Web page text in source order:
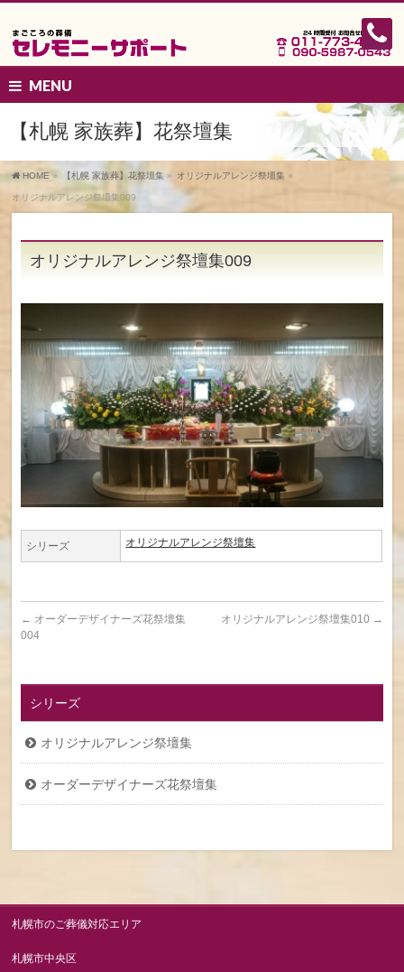
MENU
【札幌 家族葬】花祭壇集
HOME» 【札幌 家族葬】花祭壇集 » オリジナルアレンジ祭壇集 »
オリジナルアレンジ祭壇集009
オリジナルアレンジ祭壇集009
シリーズ オリジナルアレンジ祭壇集
← オーダーデザイナーズ花祭壇集
004
オリジナルアレンジ祭壇集010 →
シリーズ
オリジナルアレンジ祭壇集
オーダーデザイナーズ花祭壇集
札幌市のご葬儀対応エリア
札幌市中央区